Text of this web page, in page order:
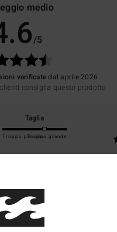
medio
/5
verificatedal aprile 2026
consiglia questo prodotto
Taglia
Troppo piccoloTroppo grande
grandeMateriale